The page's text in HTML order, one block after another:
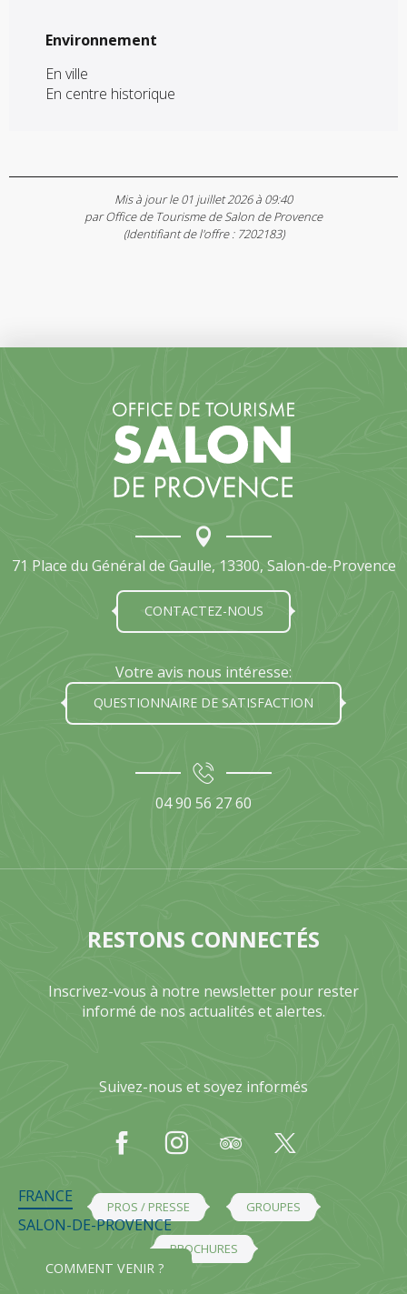
Environnement
Environnement
En ville
En centre historique
Mis à jour le 01 juillet 2026 à 09:40
par Office de Tourisme de Salon de Provence
(Identifiant de l'offre : 7202183)
71 Place du Général de Gaulle, 13300, Salon-de-Provence
CONTACTEZ-NOUS
Votre avis nous intéresse:
QUESTIONNAIRE DE SATISFACTION
04 90 56 27 60
RESTONS CONNECTÉS
Inscrivez-vous à notre newsletter pour rester
informé de nos actualités et alertes.
Suivez-nous et soyez informés
PROS / PRESSE GROUPES
BROCHURES
FRANCE
SALON-DE-PROVENCE
COMMENT VENIR ?